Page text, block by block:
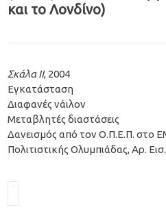
και το Λονδίνο)
Σκάλα ΙΙ, 2004
Εγκατάσταση
Διαφανές νάιλον
Μεταβλητές διαστάσεις
Δανεισμός από τον Ο.Π.Ε.Π. στο
Πολιτιστικής Ολυμπιάδας, Αρ.